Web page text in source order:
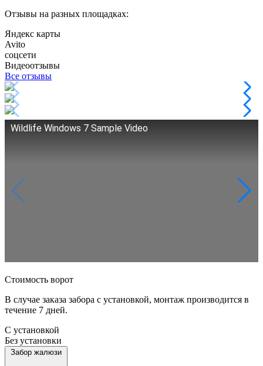
Отзывы на разных площадках:
Яндекс карты
Avito
соцсети
Видеоотзывы
Все отзывы
Wildlife Windows 7 Sample Video
Стоимость ворот
В случае заказа забора с установкой, монтаж производится в
течение 7 дней.
С установкой
Без установки
Забор жалюзи